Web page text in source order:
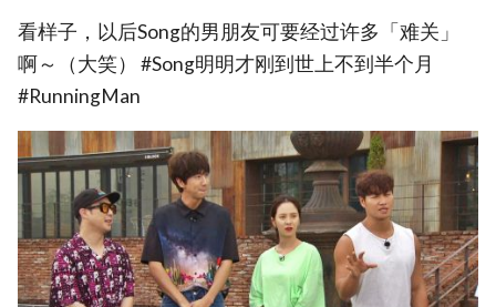
看样子，以后Song的男朋友可要经过许多「难关」
啊～（大笑） #Song明明才刚到世上不到半个月
#RunningMan